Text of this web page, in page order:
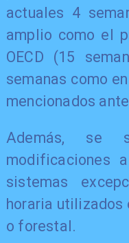
actuales 4
amplio como el
OECD (15
semanas como
mencionados
Además, se
modificaciones
sistemas
horaria utilizados
o forestal.